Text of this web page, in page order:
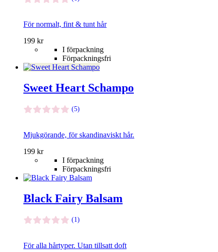
på
För normalt, fint & tunt hår
199 krDen
produkten
har
varianter.
De
alternativen
på
I förpackning
Förpackningsfri
Sweet Heart Schampo
(5)
Mjukgörande, för skandinaviskt hår.
199 krDen
produkten
har
varianter.
De
alternativen
på
I förpackning
Förpackningsfri
Black Fairy Balsam
(1)
För alla hårtyper. Utan tillsatt doft